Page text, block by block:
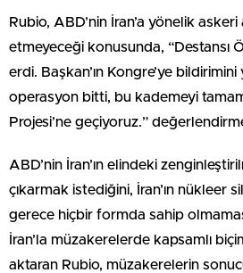
Rubio, ABD’nin İran’a yönelik
etmeyeceği konusunda, “Destansı
erdi. Başkan’ın Kongre’ye bildirimini
operasyon bitti, bu kademeyi
Projesi’ne geçiyoruz.”
ABD’nin İran’ın elindeki
çıkarmak istediğini, İran’ın nükleer
gerece hiçbir formda sahip
İran’la müzakerelerde kapsamlı
aktaran Rubio, müzakerelerin